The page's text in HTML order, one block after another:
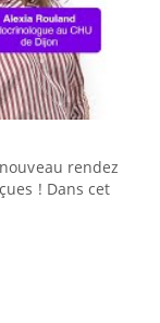
rendez-
! Dans cet